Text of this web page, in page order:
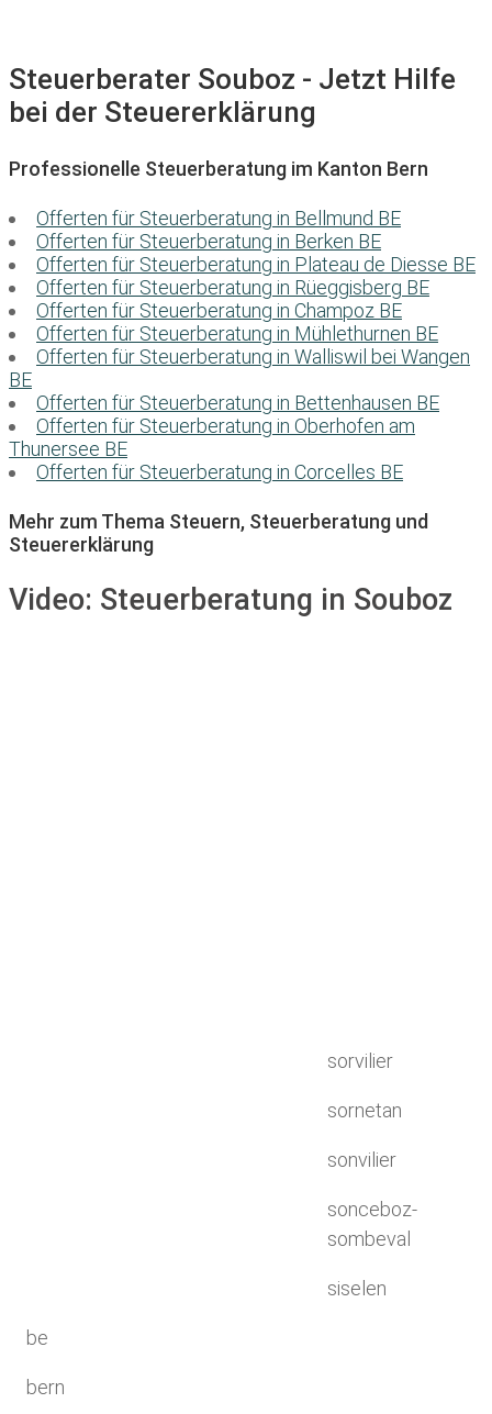
Steuerberater Souboz - Jetzt Hilfe
bei der Steuererklärung
Professionelle Steuerberatung im Kanton Bern
Offerten für Steuerberatung in Bellmund BE
Offerten für Steuerberatung in Berken BE
Offerten für Steuerberatung in Plateau de Diesse BE
Offerten für Steuerberatung in Rüeggisberg BE
Offerten für Steuerberatung in Champoz BE
Offerten für Steuerberatung in Mühlethurnen BE
Offerten für Steuerberatung in Walliswil bei Wangen
BE
Offerten für Steuerberatung in Bettenhausen BE
Offerten für Steuerberatung in Oberhofen am
Thunersee BE
Offerten für Steuerberatung in Corcelles BE
Mehr zum Thema Steuern, Steuerberatung und
Steuererklärung
Video: Steuerberatung in Souboz
sorvilier
sornetan
sonvilier
sonceboz-
sombeval
siselen
be
bern